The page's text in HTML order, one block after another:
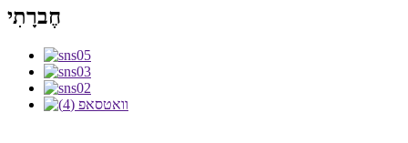
חֶברָתִי